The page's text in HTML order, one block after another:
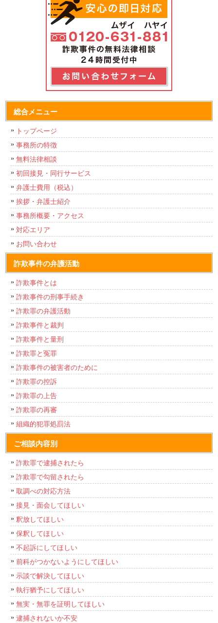
総合メニュー
トップページ
事務所の特徴
無料法律相談
初回接見・同行サービス
弁護士費用（税込）
挨拶・弁護士紹介
事務所概要・アクセス
対応エリア
お問い合わせ
詐欺事件の弁護活動
詐欺事件とは
詐欺事件の刑事手続き
詐欺罪の弁護活動
詐欺事件と裁判
詐欺事件と量刑
詐欺罪と冤罪
詐欺事件の被害者のために
詐欺罪の控訴
詐欺罪の上告
詐欺罪の再審
組織的犯罪処罰法
ご相談内容別
詐欺罪で逮捕されたら
詐欺罪で勾留されたら
取調べの対応方法
接見・面会してほしい
釈放してほしい
保釈してほしい
不起訴にしてほしい
前科がつかないようにしてほしい
示談で解決してほしい
執行猶予にしてほしい
無実・無罪を証明してほしい
逮捕されないか不安